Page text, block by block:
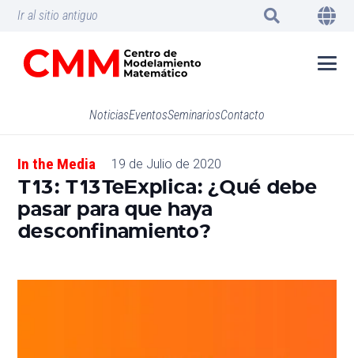
Ir al sitio antiguo
NoticiasEventosSeminariosContacto
In the Media 19 de Julio de 2020
T13: T13TeExplica: ¿Qué debe
pasar para que haya
desconfinamiento?